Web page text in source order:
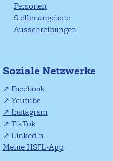
Personen
Stellenangebote
Ausschreibungen
Soziale Netzwerke
Facebook
Youtube
Instagram
TikTok
LinkedIn
Meine HSFL-App